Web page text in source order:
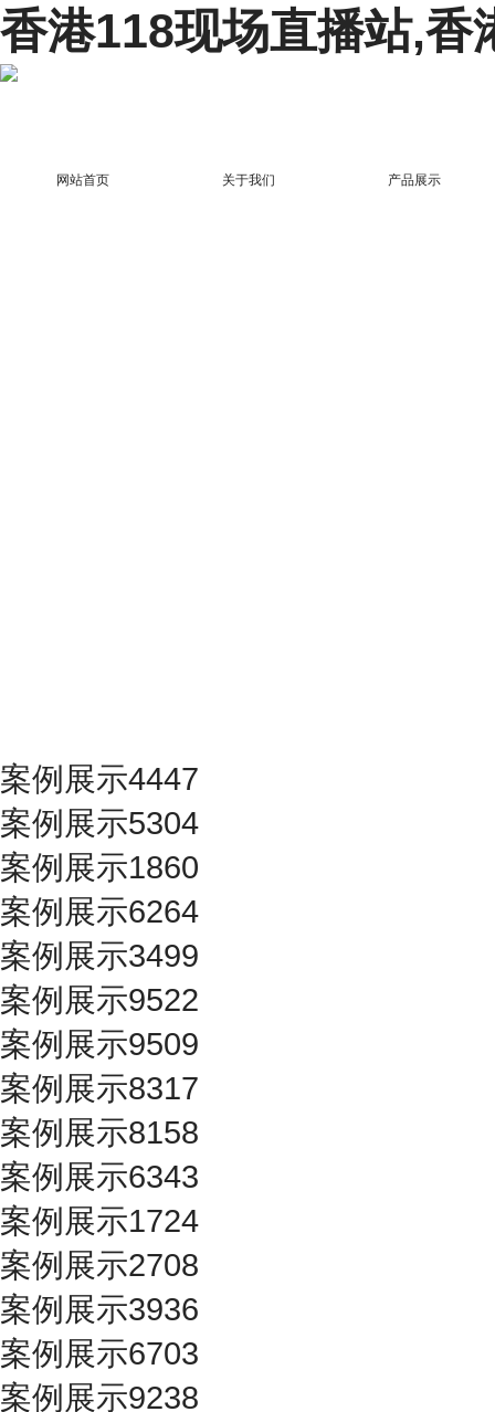
香港118现场直播站,香
网站首页 关于我们 产品展示
案例展示4447
案例展示5304
案例展示1860
案例展示6264
案例展示3499
案例展示9522
案例展示9509
案例展示8317
案例展示8158
案例展示6343
案例展示1724
案例展示2708
案例展示3936
案例展示6703
案例展示9238